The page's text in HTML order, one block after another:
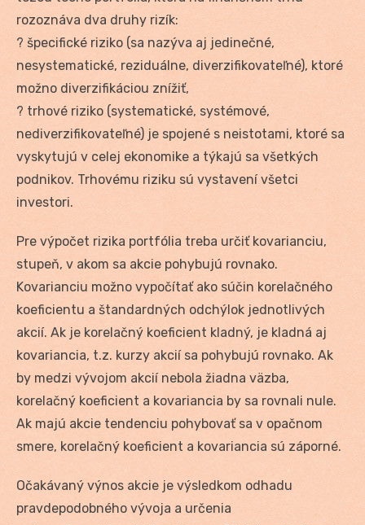
rozoznáva dva druhy rizík:
? špecifické riziko (sa nazýva aj jedinečné,
nesystematické, reziduálne, diverzifikovateľné), ktoré
možno diverzifikáciou znížiť,
? trhové riziko (systematické, systémové,
nediverzifikovateľné) je spojené s neistotami, ktoré sa
vyskytujú v celej ekonomike a týkajú sa všetkých
podnikov. Trhovému riziku sú vystavení všetci
investori.
Pre výpočet rizika portfólia treba určiť kovarianciu,
stupeň, v akom sa akcie pohybujú rovnako.
Kovarianciu možno vypočítať ako súčin korelačného
koeficientu a štandardných odchýlok jednotlivých
akcií. Ak je korelačný koeficient kladný, je kladná aj
kovariancia, t.z. kurzy akcií sa pohybujú rovnako. Ak
by medzi vývojom akcií nebola žiadna väzba,
korelačný koeficient a kovariancia by sa rovnali nule.
Ak majú akcie tendenciu pohybovať sa v opačnom
smere, korelačný koeficient a kovariancia sú záporné.
Očakávaný výnos akcie je výsledkom odhadu
pravdepodobného vývoja a určenia